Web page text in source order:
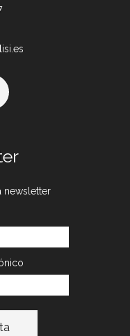
newsletter